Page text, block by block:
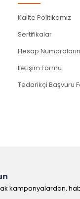
Kalite Politikamız
Sertifikalar
Hesap
İletişim Formu
Tedarikçi Başvuru
kampanyalardan,